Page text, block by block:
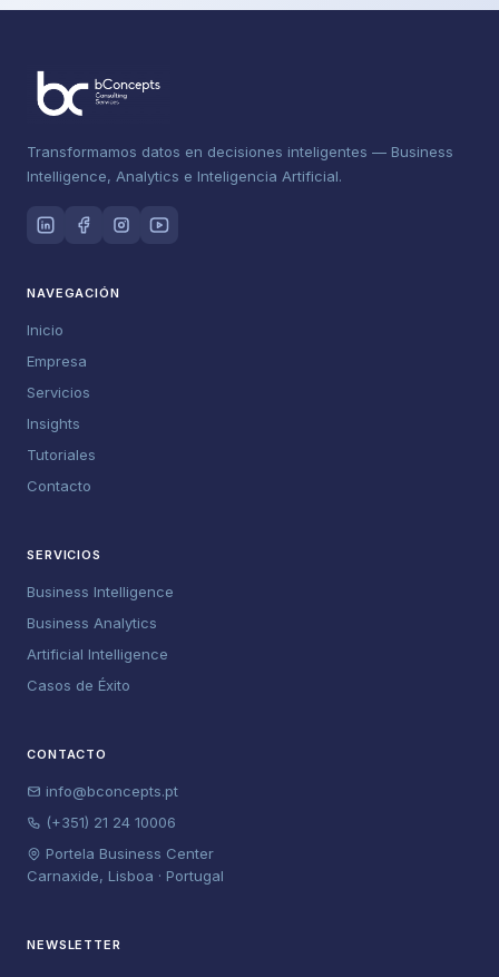
Transformamos datos en decisiones inteligentes — Business
Intelligence, Analytics e Inteligencia Artificial.
NAVEGACIÓN
Inicio
Empresa
Servicios
Insights
Tutoriales
Contacto
SERVICIOS
Business Intelligence
Business Analytics
Artificial Intelligence
Casos de Éxito
CONTACTO
info@bconcepts.pt
(+351) 21 24 10006
Portela Business Center
Carnaxide, Lisboa · Portugal
NEWSLETTER